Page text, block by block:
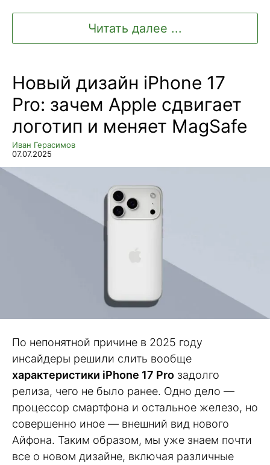
Читать далее ...
Новый дизайн iPhone 17
Pro: зачем Apple сдвигает
логотип и меняет MagSafe
Иван Герасимов
07.07.2025
По непонятной причине в 2025 году
инсайдеры решили слить вообще
характеристики iPhone 17 Pro задолго
релиза, чего не было ранее. Одно дело —
процессор смартфона и остальное железо, но
совершенно иное — внешний вид нового
Айфона. Таким образом, мы уже знаем почти
все о новом дизайне, включая различные